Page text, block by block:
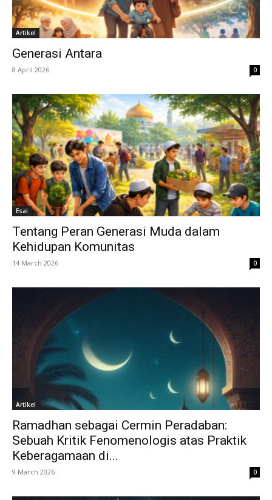
Artikel
Generasi Antara
8 April 2026 0
Esai
Tentang Peran Generasi Muda dalam
Kehidupan Komunitas
14 March 2026 0
Artikel
Ramadhan sebagai Cermin Peradaban:
Sebuah Kritik Fenomenologis atas Praktik
Keberagamaan di...
9 March 2026 0